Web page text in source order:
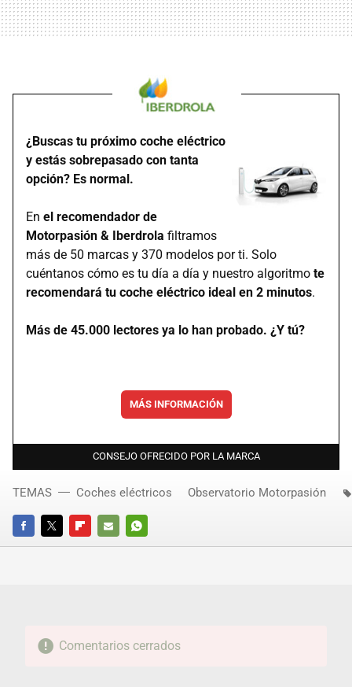
¿Buscas tu próximo coche eléctrico
y estás sobrepasado con tanta
opción? Es normal.
En el recomendador de
Motorpasión & Iberdrola filtramos
más de 50 marcas y 370 modelos por ti. Solo
cuéntanos cómo es tu día a día y nuestro algoritmo te
recomendará tu coche eléctrico ideal en 2 minutos.
Más de 45.000 lectores ya lo han probado. ¿Y tú?
MÁS INFORMACIÓN
CONSEJO OFRECIDO POR LA MARCA
FACEBOOKTWITTERFLIPBOARD
E-
WHATSAPP
TEMAS Coches eléctricos Observatorio Motorpasión
Comentarios cerrados